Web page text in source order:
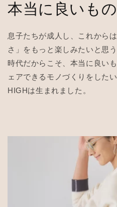
本当に良いもの
息子たちが成人し、これから
さ」をもっと楽しみたいと思
時代だからこそ、本当に良い
ェアできるモノづくりをした
HIGHは生まれました。